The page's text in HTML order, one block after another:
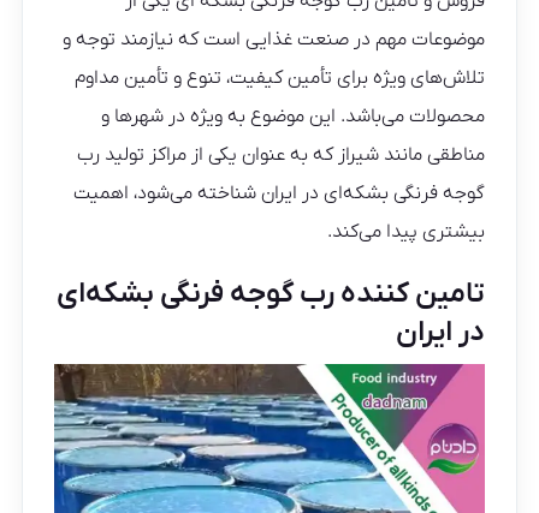
موضوعات مهم در صنعت غذایی است که نیازمند توجه و
تلاش‌های ویژه برای تأمین کیفیت، تنوع و تأمین مداوم
محصولات می‌باشد. این موضوع به ویژه در شهرها و
مناطقی مانند شیراز که به عنوان یکی از مراکز تولید رب
گوجه فرنگی بشکه‌ای در ایران شناخته می‌شود، اهمیت
بیشتری پیدا می‌کند.
تامین کننده رب گوجه فرنگی بشکه‌ای
در ایران